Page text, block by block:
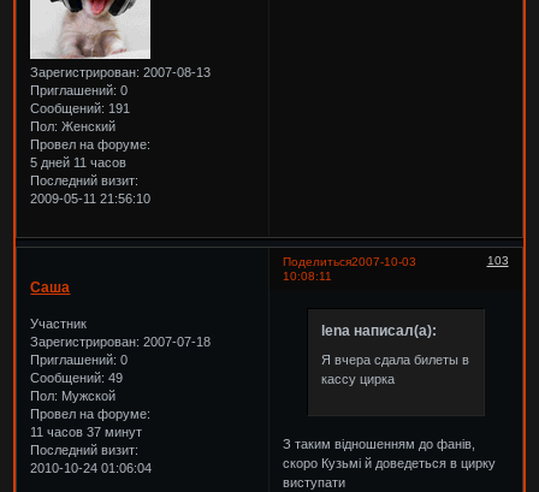
Зарегистрирован: 2007-08-13
Приглашений: 0
Сообщений: 191
Пол: Женский
Провел на форуме:
5 дней 11 часов
Последний визит:
2009-05-11 21:56:10
Поделиться 103
2007-10-03
10:08:11
Саша
Участник
Зарегистрирован: 2007-07-18
Приглашений: 0
Сообщений: 49
Пол: Мужской
Провел на форуме:
11 часов 37 минут
Последний визит:
2010-10-24 01:06:04
lena написал(а):
Я вчера сдала билеты в
кассу цирка
З таким відношенням до фанів,
скоро Кузьмі й доведеться в цирку
виступати